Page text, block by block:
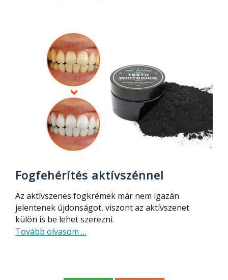
szónikus
fogkefe
Fogfehérítés aktívszénnel
Az aktívszenes fogkrémek már nem igazán
jelentenek újdonságot, viszont az aktívszenet
külön is be lehet szerezni.
Tovább olvasom about
…